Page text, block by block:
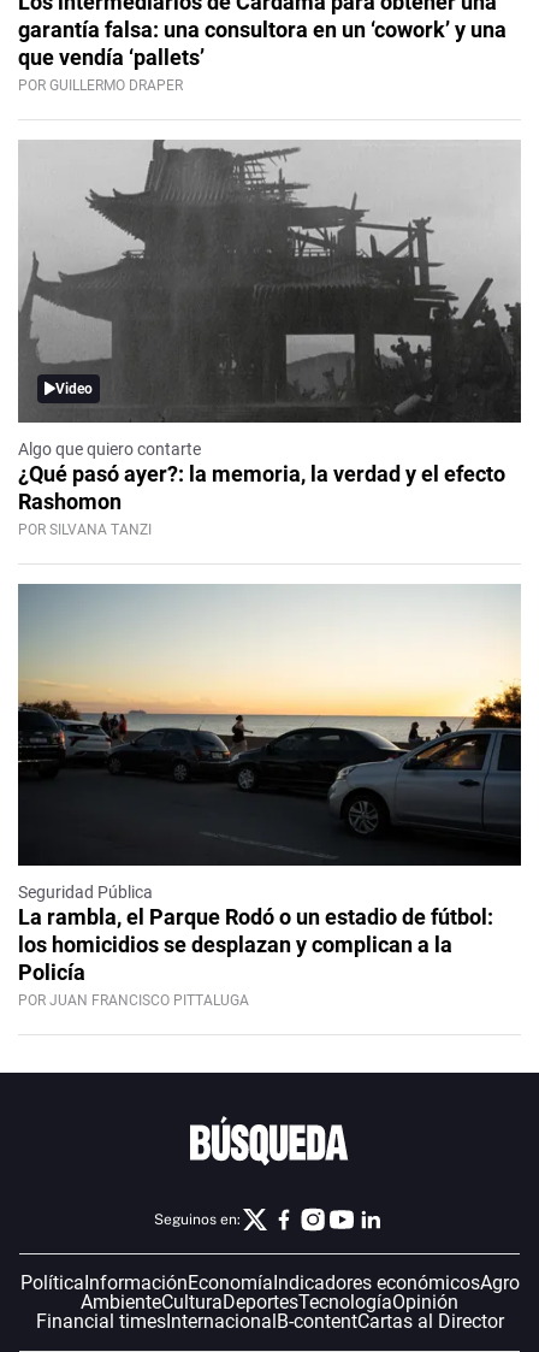
garantía falsa: una consultora en un ‘cowork’ y una
que vendía ‘pallets’
POR GUILLERMO DRAPER
Video
Algo que quiero contarte
¿Qué pasó ayer?: la memoria, la verdad y el efecto
Rashomon
POR SILVANA TANZI
Seguridad Pública
La rambla, el Parque Rodó o un estadio de fútbol:
los homicidios se desplazan y complican a la
Policía
POR JUAN FRANCISCO PITTALUGA
Seguinos en:
Política InformaciónEconomía Indicadores económicosAgro
AmbienteCulturaDeportesTecnologíaOpinión
Financial timesInternacional B-contentCartas al Director